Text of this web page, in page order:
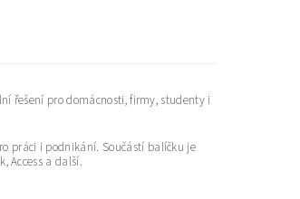
řešení pro domácnosti, firmy, studenty i
práci i podnikání. Součástí balíčku je
Access a další.